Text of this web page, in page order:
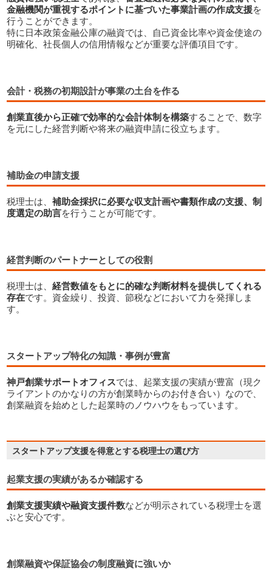
スタートアップに税理士が必要な理由
金融機関が重視するポイントに基づいた事業計画の作成支援を
行うことができます。
特に日本政策金融公庫の融資では、自己資金比率や資金使途の
明確化、社長個人の信用情報などが重要な評価項目です。
会計・税務の初期設計が事業の土台を作る
創業直後から正確で効率的な会計体制を構築することで、数字
を元にした経営判断や将来の融資申請に役立ちます。
補助金の申請支援
税理士は、補助金採択に必要な収支計画や書類作成の支援、制
度選定の助言を行うことが可能です。
経営判断のパートナーとしての役割
税理士は、経営数値をもとに的確な判断材料を提供してくれる
存在です。資金繰り、投資、節税などにおいて力を発揮しま
す。
スタートアップ特化の知識・事例が豊富
神戸創業サポートオフィスでは、起業支援の実績が豊富（現ク
ライアントのかなりの方が創業時からのお付き合い）なので、
創業融資を始めとした起業時のノウハウをもっています。
起業支援の実績があるか確認する
創業支援実績や融資支援件数などが明示されている税理士を選
ぶと安心です。
創業融資や保証協会の制度融資に強いか